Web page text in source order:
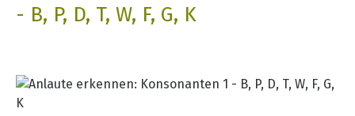
- B, P, D, T, W, F, G, K
Bildergalerie überspringen